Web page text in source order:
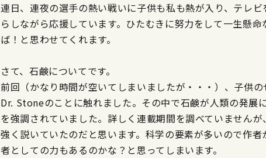
連日、連夜の選手の熱い戦いに子供も私も熱が入り、テレ
らしながら応援しています。ひたむきに努力をして一生懸
ば！と思わせてくれます。
さて、石鹸についてです。
前回（かなり時間が空いてしまいましたが・・・）、子供
Dr. Stoneのことに触れました。その中で石鹸が人類の発展
を強調されていました。詳しく連載期間を調べていません
強く説いていたのだと思います。科学の要素が多いので作
者としての力もあるのかな？と思ってしまいます。